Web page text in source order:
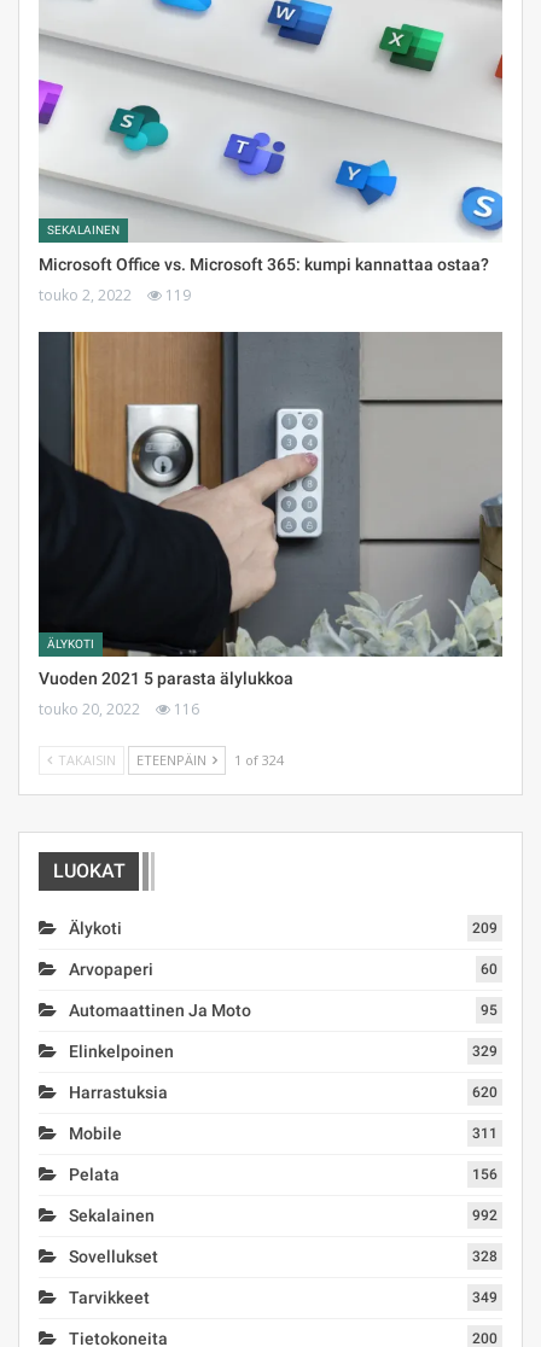
SEKALAINEN
Microsoft Office vs. Microsoft 365: kumpi kannattaa ostaa?
touko 2, 2022 119
ÄLYKOTI
Vuoden 2021 5 parasta älylukkoa
touko 20, 2022 116
TAKAISIN ETEENPÄIN 1 of 324
LUOKAT
Älykoti 209
Arvopaperi 60
Automaattinen Ja Moto 95
Elinkelpoinen 329
Harrastuksia 620
Mobile 311
Pelata 156
Sekalainen 992
Sovellukset 328
Tarvikkeet 349
Tietokoneita 200